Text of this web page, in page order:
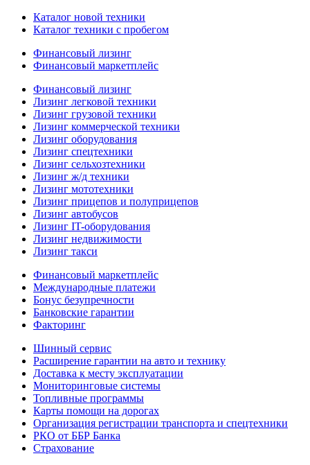
Каталог новой техники
Каталог техники с пробегом
Финансовый лизинг
Финансовый маркетплейс
Финансовый лизинг
Лизинг легковой техники
Лизинг грузовой техники
Лизинг коммерческой техники
Лизинг оборудования
Лизинг спецтехники
Лизинг сельхозтехники
Лизинг ж/д техники
Лизинг мототехники
Лизинг прицепов и полуприцепов
Лизинг автобусов
Лизинг IT-оборудования
Лизинг недвижимости
Лизинг такси
Финансовый маркетплейс
Международные платежи
Бонус безупречности
Банковские гарантии
Факторинг
Шинный сервис
Расширение гарантии на авто и технику
Доставка к месту эксплуатации
Мониторинговые системы
Топливные программы
Карты помощи на дорогах
Организация регистрации транспорта и спецтехники
РКО от ББР Банка
Страхование